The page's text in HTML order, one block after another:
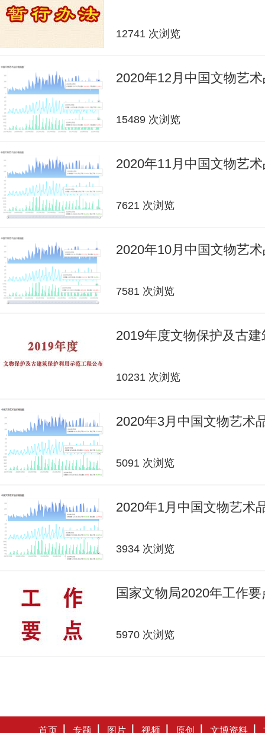
12741 次浏览
2020年12月中国文物艺
15489 次浏览
2020年11月中国文物艺
7621 次浏览
2020年10月中国文物艺
7581 次浏览
2019年度文物保护及古
10231 次浏览
2020年3月中国文物艺术
5091 次浏览
2020年1月中国文物艺术
3934 次浏览
国家文物局2020年工作要
5970 次浏览
首页 专题 图片 视频 原创 文博资料